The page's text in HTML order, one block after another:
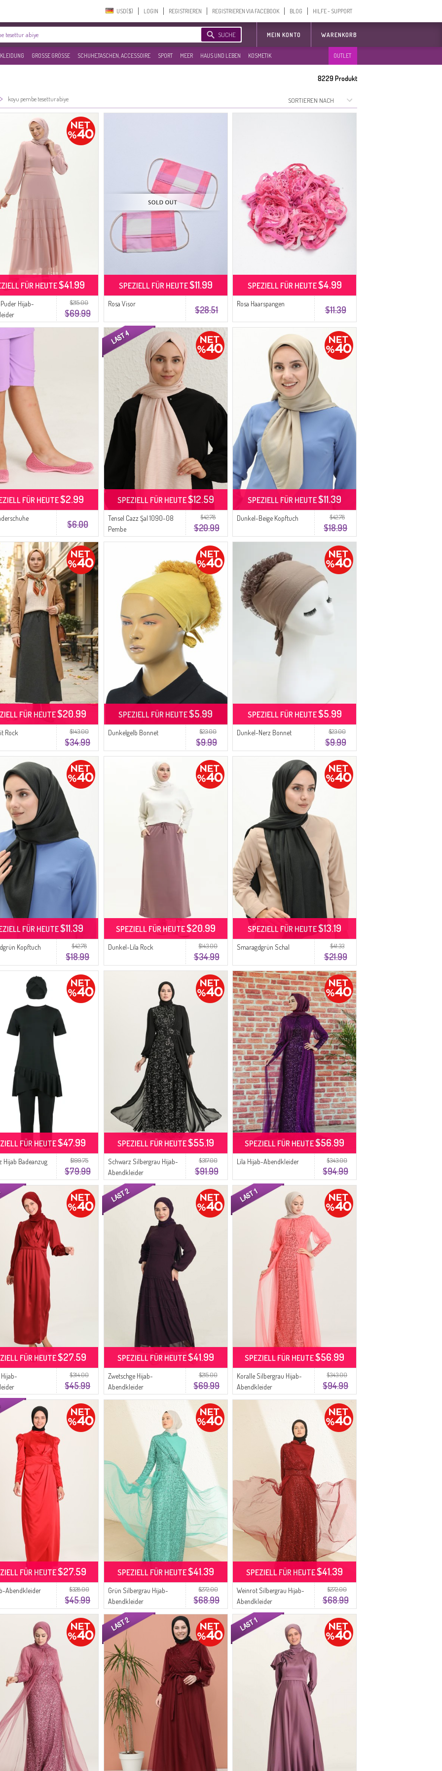
USD($)‎ LOGIN REGISTRIEREN REGISTRIEREN VIA FACEBOOK BLOG HILFE - SUPPORT
SUCHE MEIN KONTO WARENKORB
GROSSE GRÖSSE SCHUHE,TASCHEN, ACCESSOIRE SPORT MEER HAUS UND LEBEN KOSMETIK OUTLET
8229Produkt
> koyu pembe tesettur abiye
$215.00
$69.99
Hijab-
FÜR HEUTE$41.99
$28.51
Rosa Visor
SPEZIELL FÜR HEUTE$11.99
$11.39
Rosa Haarspangen
SPEZIELL FÜR HEUTE$4.99
$6.00
FÜR HEUTE$2.99
$42.78
$20.99
Tensel Cazz Şal 1090-08
Pembe
SPEZIELL FÜR HEUTE$12.59
$42.78
$18.99
Dunkel-Beige Kopftuch
SPEZIELL FÜR HEUTE$11.39
$143.00
$34.99
Rock
FÜR HEUTE$20.99
$23.00
$9.99
Dunkelgelb Bonnet
SPEZIELL FÜR HEUTE$5.99
$23.00
$9.99
Dunkel-Nerz Bonnet
SPEZIELL FÜR HEUTE$5.99
$42.78
$18.99
Kopftuch
FÜR HEUTE$11.39
$143.00
$34.99
Dunkel-Lila Rock
SPEZIELL FÜR HEUTE$20.99
$41.33
$21.99
Smaragdgrün Schal
SPEZIELL FÜR HEUTE$13.19
$199.75
$79.99
Hijab Badeanzug
FÜR HEUTE$47.99
$317.00
$91.99
Schwarz Silbergrau Hijab-
Abendkleider
SPEZIELL FÜR HEUTE$55.19
$343.00
$94.99
Lila Hijab-Abendkleider
SPEZIELL FÜR HEUTE$56.99
$314.00
$45.99
FÜR HEUTE$27.59
$215.00
$69.99
Zwetschge Hijab-
Abendkleider
SPEZIELL FÜR HEUTE$41.99
$343.00
$94.99
Koralle Silbergrau Hijab-
Abendkleider
SPEZIELL FÜR HEUTE$56.99
$328.00
$45.99
Abendkleider
FÜR HEUTE$27.59
$272.00
$68.99
Grün Silbergrau Hijab-
Abendkleider
SPEZIELL FÜR HEUTE$41.39
$272.00
$68.99
Weinrot Silbergrau Hijab-
Abendkleider
SPEZIELL FÜR HEUTE$41.39